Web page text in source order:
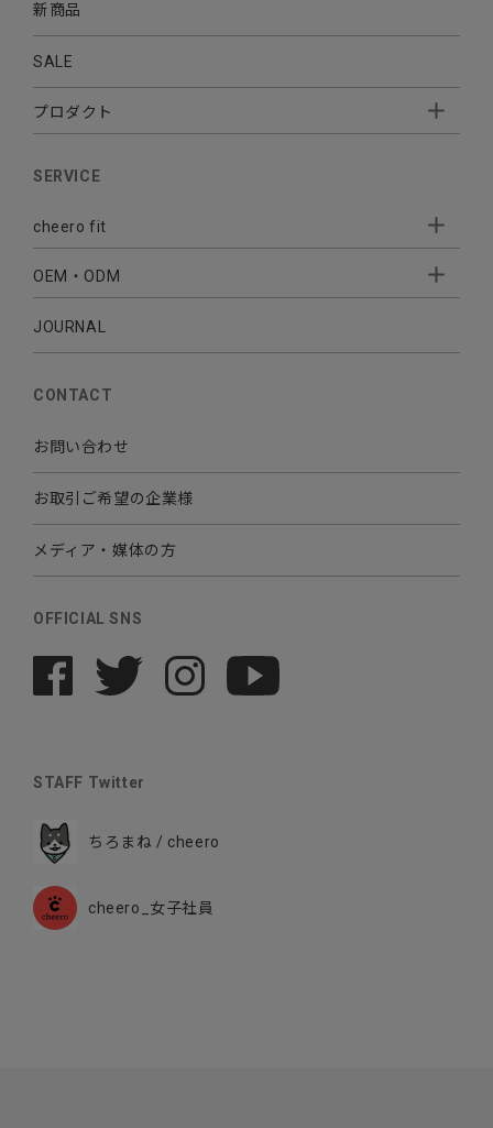
新商品
SALE
プロダクト
AUDIO
CABLE CHARGER
Sleepion
MOBILE
SERVICE
cheero fit
- Sleepion3
- 軟骨伝導式集音器
OEM・ODM
- OEM・ODM 開発
JOURNAL
CONTACT
お問い合わせ
お取引ご希望の企業様
メディア・媒体の方
OFFICIAL SNS
STAFF Twitter
ちろまね / cheero
cheero_女子社員